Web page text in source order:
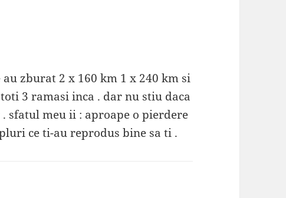
zburat 2 x 160 km 1 x 240 km si
3 ramasi inca . dar nu stiu daca
sfatul meu ii : aproape o pierdere
ce ti-au reprodus bine sa ti .